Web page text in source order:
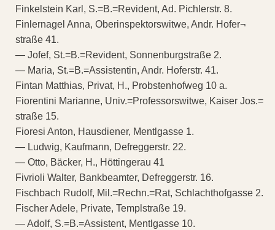
Finkelstein Karl, S.=B.=Revident, Ad. Pichlerstr. 8.
Finlernagel Anna, Oberinspektorswitwe, Andr. Hofer¬
straße 41.
— Jofef, St.=B.=Revident, Sonnenburgstraße 2.
— Maria, St.=B.=Assistentin, Andr. Hoferstr. 41.
Fintan Matthias, Privat, H., Probstenhofweg 10 a.
Fiorentini Marianne, Univ.=Professorswitwe, Kaiser Jos.=
straße 15.
Fioresi Anton, Hausdiener, Mentlgasse 1.
— Ludwig, Kaufmann, Defreggerstr. 22.
— Otto, Bäcker, H., Höttingerau 41
Fivrioli Walter, Bankbeamter, Defreggerstr. 16.
Fischbach Rudolf, Mil.=Rechn.=Rat, Schlachthofgasse 2.
Fischer Adele, Private, Templstraße 19.
— Adolf, S.=B.=Assistent, Mentlgasse 10.